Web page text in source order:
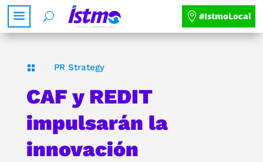
#IstmoLocal
 PR Strategy
CAF y REDIT
impulsarán la
innovación